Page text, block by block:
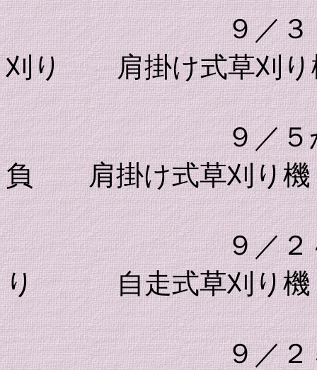
９／
刈り 肩掛け式草刈り
９／５から
負 肩掛け式草刈り機
９／２
り 自走式草刈り機
９／２